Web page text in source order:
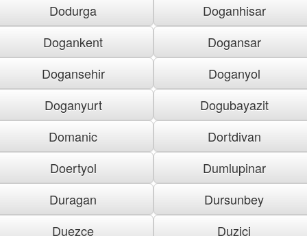
Dodurga
Doganhisar
Dogankent
Dogansar
Dogansehir
Doganyol
Doganyurt
Dogubayazit
Domanic
Dortdivan
Doertyol
Dumlupinar
Duragan
Dursunbey
Duezce
Duzici